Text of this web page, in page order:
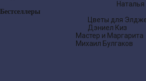
Наталья
Бестселлеры
Цветы для
Дэниел Киз
Мастер и Маргарита
Михаил Булгаков